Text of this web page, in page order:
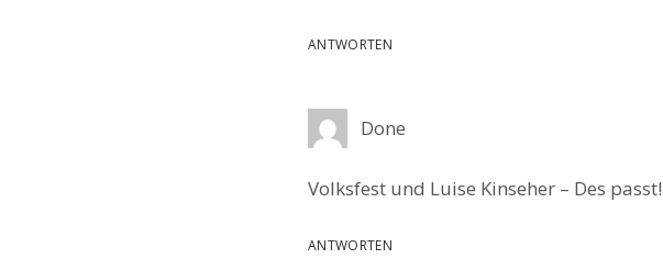
ANTWORTEN
Done
Volksfest und Luise Kinseher – Des passt!
ANTWORTEN